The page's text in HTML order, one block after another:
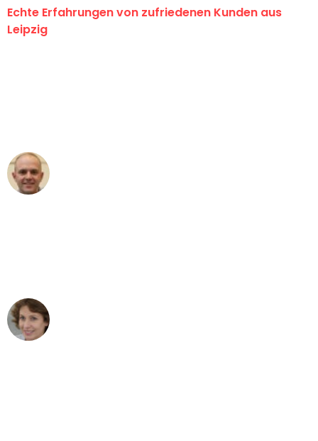
Echte Erfahrungen von zufriedenen Kunden aus
Leipzig